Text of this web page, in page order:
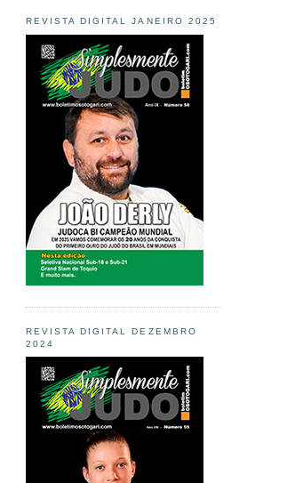
REVISTA DIGITAL JANEIRO 2025
REVISTA DIGITAL DEZEMBRO
2024